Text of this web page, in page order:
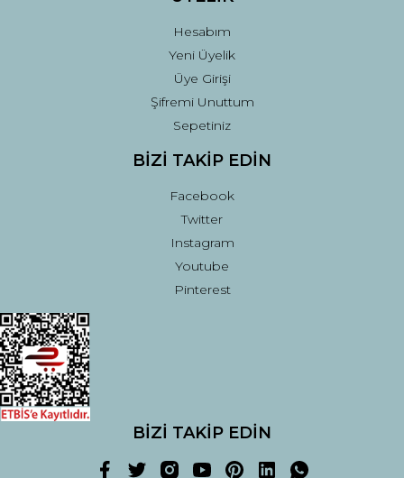
Hesabım
Yeni Üyelik
Üye Girişi
Şifremi Unuttum
Sepetiniz
BİZİ TAKİP EDİN
Facebook
Twitter
Instagram
Youtube
Pinterest
BİZİ TAKİP EDİN